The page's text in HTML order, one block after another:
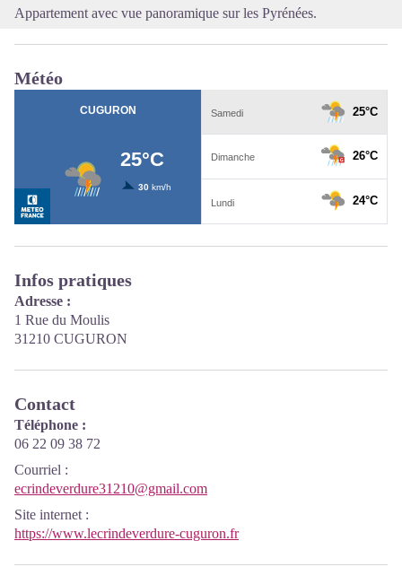
Appartement avec vue panoramique sur les Pyrénées.
Météo
Infos pratiques
Adresse :
1 Rue du Moulis
31210 CUGURON
Contact
Téléphone :
06 22 09 38 72
Courriel :
ecrindeverdure31210@gmail.com
Site internet :
https://www.lecrindeverdure-cuguron.fr